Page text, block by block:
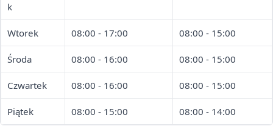
k
Wtorek 08:00 - 17:00 08:00 - 15:00
Środa 08:00 - 16:00 08:00 - 15:00
Czwartek 08:00 - 16:00 08:00 - 15:00
Piątek 08:00 - 15:00 08:00 - 14:00